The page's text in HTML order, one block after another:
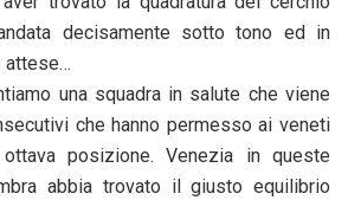
decisamente sotto tono ed in
attese…
una squadra in salute che viene
che hanno permesso ai veneti
posizione. Venezia in queste
abbia trovato il giusto equilibrio